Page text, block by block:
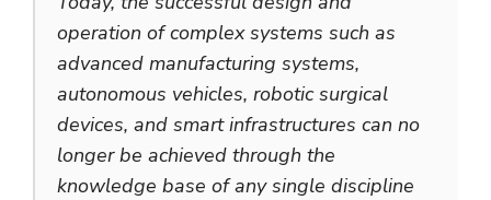
operation of complex systems such as
advanced manufacturing systems,
autonomous vehicles, robotic surgical
devices, and smart infrastructures can no
longer be achieved through the
knowledge base of any single discipline